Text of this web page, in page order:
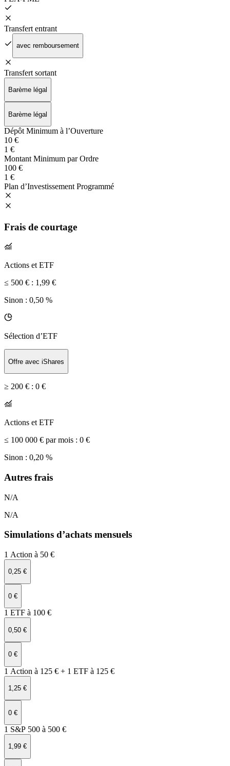
Transfert entrant
avec remboursement
Transfert sortant
Barème légal
Barème légal
Dépôt Minimum à l’Ouverture
10 €
1 €
Montant Minimum par Ordre
100 €
1 €
Plan d’Investissement Programmé
Frais de courtage
Actions et ETF
≤ 500 € : 1,99 €
Sinon : 0,50 %
Sélection d’ETF
Offre avec iShares
≥ 200 € : 0 €
Actions et ETF
≤ 100 000 € par mois : 0 €
Sinon : 0,20 %
Autres frais
N/A
N/A
Simulations d’achats mensuels
1 Action à 50 €
0,25 €
0 €
1 ETF à 100 €
0,50 €
0 €
1 Action à 125 € + 1 ETF à 125 €
1,25 €
0 €
1 S&P 500 à 500 €
1,99 €